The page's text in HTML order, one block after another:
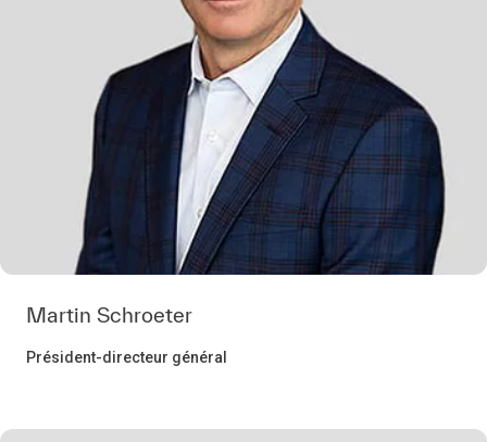
Martin Schroeter
Président-directeur général